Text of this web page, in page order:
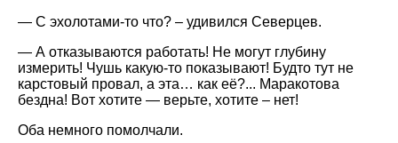
— С эхолотами-то что? – удивился Северцев.
— А отказываются работать! Не могут глубину
измерить! Чушь какую-то показывают! Будто тут не
карстовый провал, а эта… как её?... Маракотова
бездна! Вот хотите — верьте, хотите – нет!
Оба немного помолчали.